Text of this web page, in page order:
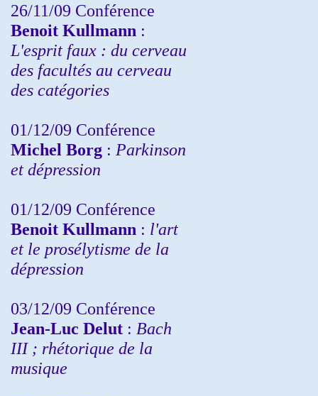
26/11/09 Conférence
Benoit Kullmann :
L'esprit faux : du cerveau
des facultés au cerveau
des catégories
01/12/09 Conférence
Michel Borg : Parkinson
et dépression
01/12/09 Conférence
Benoit Kullmann : l'art
et le prosélytisme de la
dépression
03/12/09 Conférence
Jean-Luc Delut : Bach
III ; rhétorique de la
musique